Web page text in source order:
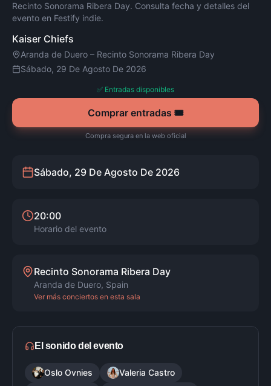
Recinto Sonorama Ribera Day. Consulta fecha y detalles del
evento en Festify indie.
Kaiser Chiefs
Aranda de Duero – Recinto Sonorama Ribera Day
Sábado, 29 De Agosto De 2026
✅ Entradas disponibles
Comprar entradas 🎟️
Compra segura en la web oficial
Sábado, 29 De Agosto De 2026
20:00
Horario del evento
Recinto Sonorama Ribera Day
Aranda de Duero, Spain
Ver más conciertos en esta sala
El sonido del evento
Oslo Ovnies
Valeria Castro